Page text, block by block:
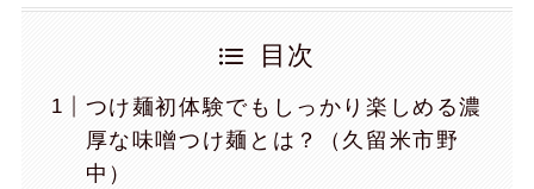
目次
つけ麺初体験でもしっかり楽しめる濃
厚な味噌つけ麺とは？（久留米市野
中）